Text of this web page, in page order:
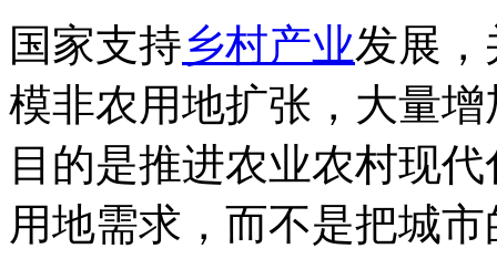
国家支持乡村产业发展
模非农用地扩张，大量
目的是推进农业农村现
用地需求，而不是把城